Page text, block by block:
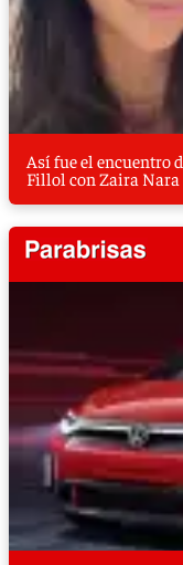
Así fue el encuentro
Fillol con Zaira Nara